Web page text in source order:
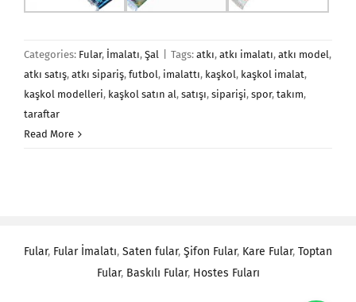
Categories: Fular, İmalatı, Şal Tags: atkı, atkı imalatı, atkı model,
atkı satış, atkı sipariş, futbol, imalattı, kaşkol, kaşkol imalat,
kaşkol modelleri, kaşkol satın al, satışı, siparişi, spor, takım,
taraftar
Read More
Fular, Fular İmalatı, Saten fular, Şifon Fular, Kare Fular, Toptan
Fular, Baskılı Fular, Hostes Fuları